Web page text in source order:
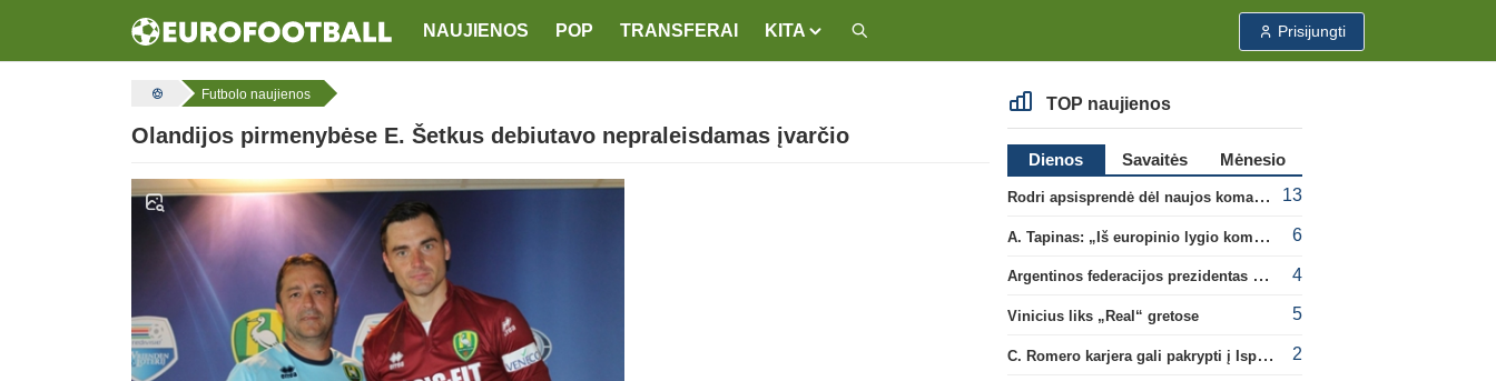
NAUJIENOS POP TRANSFERAI KITA Prisijungti
Futbolo naujienos
Olandijos pirmenybėse E. Šetkus debiutavo nepraleisdamas įvarčio
TOP naujienos
Dienos Savaitės
Mėnesio
Rodri apsisprendė dėl naujos komandos
13
A. Tapinas: „Iš europinio lygio komandos gavom gerų pamokų“ 6
Argentinos federacijos prezidentas C. Tapia negailėjo pagyrų G. Infantino 4
Vinicius liks „Real“ gretose 5
C. Romero karjera gali pakrypti į Ispaniją 2